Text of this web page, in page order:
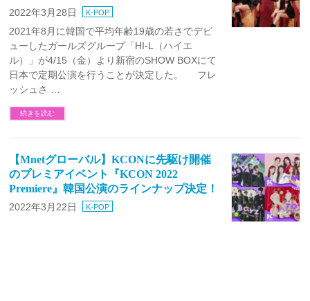
2022年3月28日 K-POP
2021年8月に韓国で平均年齢19歳の若さでデビ
ューしたガールズグループ「HI-L（ハイエ
ル）」が4/15（金）より新宿のSHOW BOXにて
日本で定期公演を行うことが決定した。 フレ
ッシュさ …
続きを読む
【Mnetグローバル】KCONに先駆け開催
のプレミアイベント『KCON 2022
Premiere』韓国公演のラインナップ決定！
2022年3月22日 K-POP